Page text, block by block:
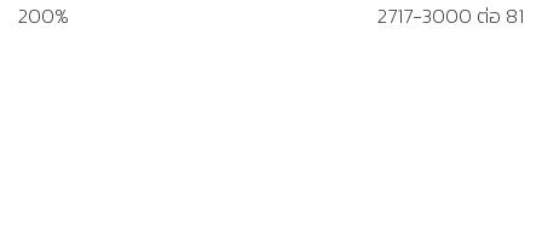
200%
2717-3000 ต่อ 81